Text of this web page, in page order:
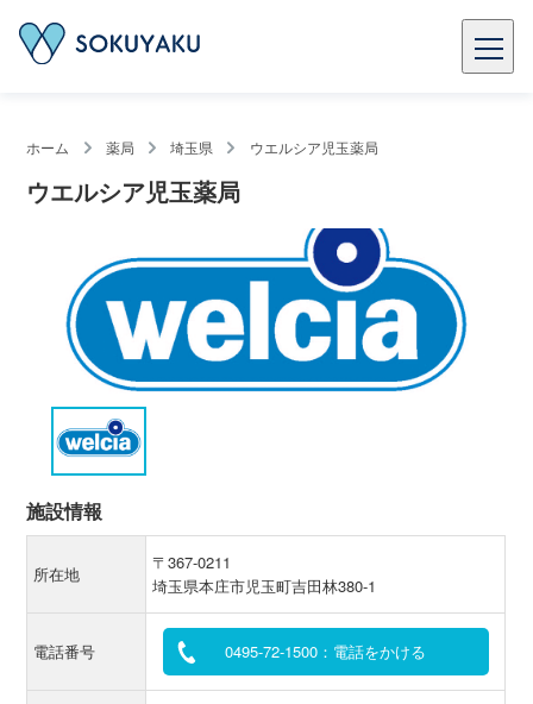
ホーム 薬局 埼玉県 ウエルシア児玉薬局
ウエルシア児玉薬局
施設情報
所在地
〒367-0211
埼玉県本庄市児玉町吉田林380-1
電話番号 0495-72-1500：電話をかける